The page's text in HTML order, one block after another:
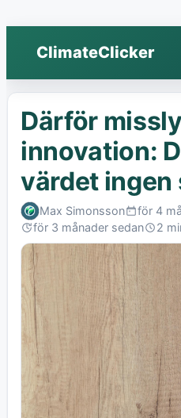
ClimateClicker
Därför
innovation:
värdet
Max SimonssonPublished:
för 4
Last
edited:
för 3 månader sedanRead:
2